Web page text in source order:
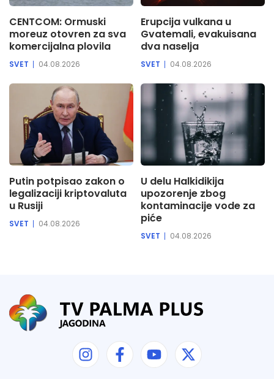
CENTCOM: Ormuski
moreuz otovren za sva
komercijalna plovila
SVET 04.08.2026
Erupcija vulkana u
Gvatemali, evakuisana
dva naselja
SVET 04.08.2026
Putin potpisao zakon o
legalizaciji kriptovaluta
u Rusiji
SVET 04.08.2026
U delu Halkidikija
upozorenje zbog
kontaminacije vode za
piće
SVET 04.08.2026